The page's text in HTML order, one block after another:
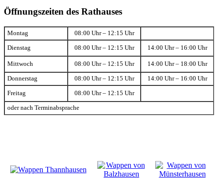
Öffnungszeiten des Rathauses
Montag 08:00 Uhr – 12:15 Uhr
Dienstag 08:00 Uhr – 12:15 Uhr 14:00 Uhr – 16:00 Uhr
Mittwoch 08:00 Uhr – 12:15 Uhr 14:00 Uhr – 18:00 Uhr
Donnerstag 08:00 Uhr – 12:15 Uhr 14:00 Uhr – 16:00 Uhr
Freitag 08:00 Uhr – 12:15 Uhr
oder nach Terminabsprache